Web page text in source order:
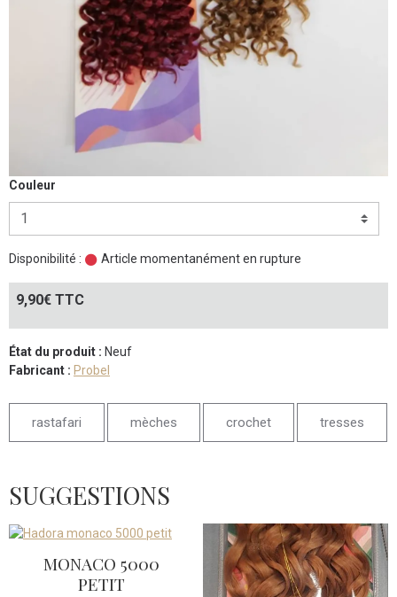
Couleur
Disponibilité : Article momentanément en rupture
9,90€ TTC
État du produit : Neuf
Fabricant : Probel
rastafari mèches crochet tresses
SUGGESTIONS
MONACO 5000
PETIT